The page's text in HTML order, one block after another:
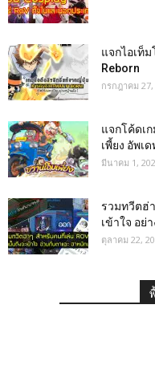
แจกไอเท็
Reborn
กรกฎาคม 27,
แจกโค้ดเ
เพี้ยง อัพเ
มีนาคม 1,
รวมทวีตฮ่
เข้าใจ อย่
ตุลาคม 22,